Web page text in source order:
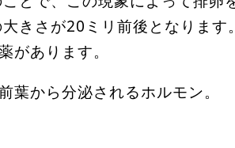
きさが20ミリ前後となります
があります。
から分泌されるホルモン。